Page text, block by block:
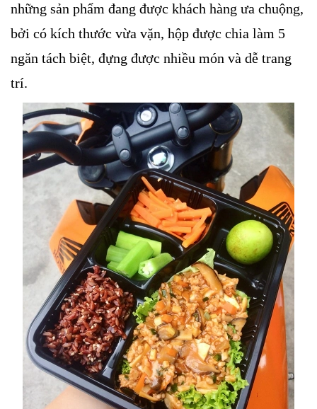
những sản phẩm đang được khách hàng ưa chuộng,
bởi có kích thước vừa vặn, hộp được chia làm 5
ngăn tách biệt, đựng được nhiều món và dễ trang
trí.